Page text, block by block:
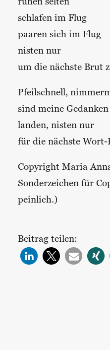
schlafen im Flug
paaren sich im Flug
nisten nur
um die nächste Brut
Pfeilschnell,
sind meine Gedanken
landen, nisten nur
für die nächste
Copyright Maria
Sonderzeichen für
peinlich.)
Beitrag teilen: